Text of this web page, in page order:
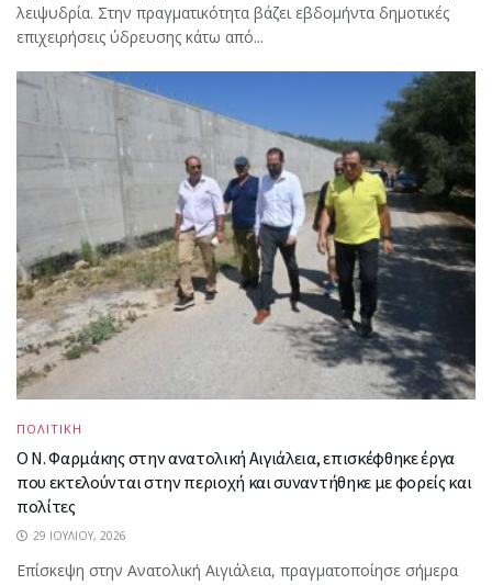
λειψυδρία. Στην πραγματικότητα βάζει εβδομήντα δημοτικές
επιχειρήσεις ύδρευσης κάτω από...
ΠΟΛΙΤΙΚΗ
Ο Ν. Φαρμάκης στην ανατολική Αιγιάλεια, επισκέφθηκε έργα
που εκτελούνται στην περιοχή και συναντήθηκε με φορείς και
πολίτες
29 ΙΟΥΛΊΟΥ, 2026
Επίσκεψη στην Ανατολική Αιγιάλεια, πραγματοποίησε σήμερα